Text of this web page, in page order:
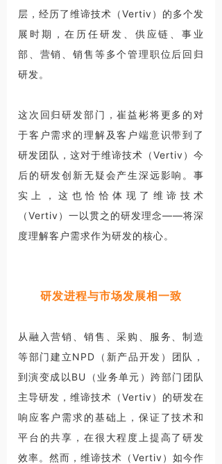
层，经历了维谛技术（Vertiv）的多个发
展时期，在历任研发、供应链、事业
部、营销、销售等多个管理职位后回归
研发。
这次回归研发部门，崔益彬将更多的对
于客户需求的理解及客户端意识带到了
研发团队，这对于维谛技术（Vertiv）今
后的研发创新无疑会产生深远影响。事
实上，这也恰恰体现了维谛技术
（Vertiv）一以贯之的研发理念——将深
度理解客户需求作为研发的核心。
研发进程与市场发展相一致
从融入营销、销售、采购、服务、制造
等部门建立NPD（新产品开发）团队，
到演变成以BU（业务单元）跨部门团队
主导研发，维谛技术（Vertiv）的研发在
响应客户需求的基础上，保证了技术和
平台的共享，在很大程度上提高了研发
效率。然而，维谛技术（Vertiv）如今作